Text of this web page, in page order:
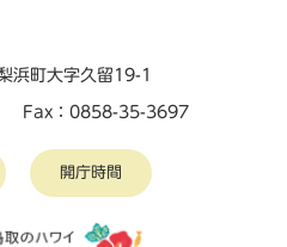
浜町大字久留19-1
Fax：0858-35-3697
開庁時間